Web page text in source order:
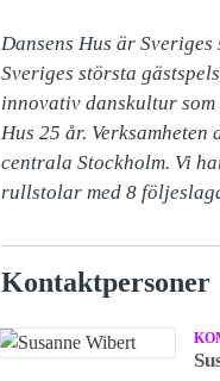
Dansens Hus är
Sveriges största
innovativ danskultur
Hus 25 år.
centrala Stockholm. Vi
rullstolar med 8
Kontaktpersoner